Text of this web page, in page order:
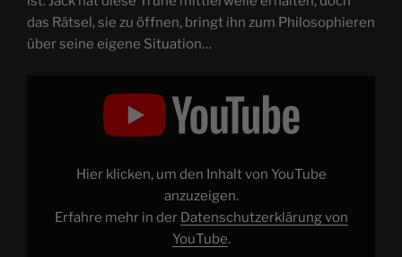
das Rätsel, sie zu öffnen, bringt ihn zum Philosophieren
über seine eigene Situation…
Rätselschloss
(Finale)“
anzeigen
Hier klicken, um den Inhalt von YouTube
anzuzeigen.
Erfahre mehr in der Datenschutzerklärung von
YouTube.